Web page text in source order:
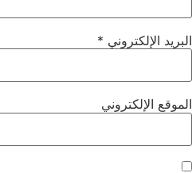
البريد الإلكتروني *
الموقع الإلكتروني